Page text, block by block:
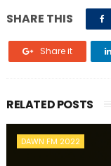
SHARE THIS
Share it
RELATED POSTS
DAWN FM 2022